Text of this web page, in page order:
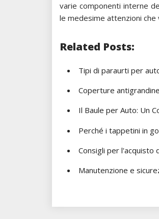
varie componenti interne
le medesime attenzioni
Related Posts:
Tipi di paraurti per
Coperture
Il Baule per Auto: Un
Perché i tappetini in
Consigli per l'acquisto
Manutenzione e